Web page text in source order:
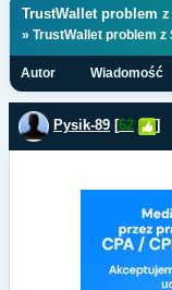
TrustWallet problem z
» TrustWallet problem z
Autor Wiadomość
Pysik-89 [62 ]